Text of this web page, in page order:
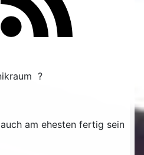
?
am ehesten fertig sein